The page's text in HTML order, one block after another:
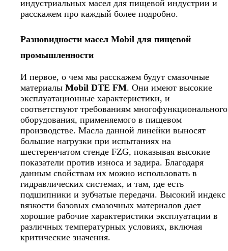
индустриальных масел для пищевой индустрии и
расскажем про каждый более подробно.
Разновидности масел Mobil для пищевой
промышленности
И первое, о чем мы расскажем будут смазочные
материалы Mobil DTE FM. Они имеют высокие
эксплуатационные характеристики, и
соответствуют требованиям многофункционального
оборудования, применяемого в пищевом
производстве. Масла данной линейки выносят
большие нагрузки при испытаниях на
шестеренчатом стенде FZG, показывая высокие
показатели против износа и задира. Благодаря
данным свойствам их можно использовать в
гидравлических системах, и там, где есть
подшипники и зубчатые передачи. Высокий индекс
вязкости базовых смазочных материалов дает
хорошие рабочие характеристики эксплуатации в
различных температурных условиях, включая
критические значения.